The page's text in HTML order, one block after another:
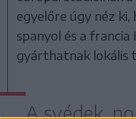
egyelőre úgy néz
spanyol és a francia
gyárthatnak lokális
A svédek,